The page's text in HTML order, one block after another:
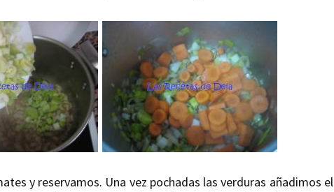
y reservamos. Una vez pochadas las verduras añadimos el